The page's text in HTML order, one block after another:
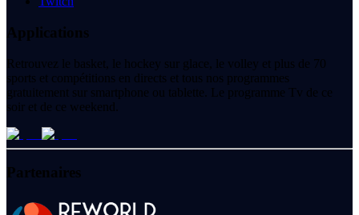
Applications
Retrouvez le basket, le hockey sur glace, le volley et plus de 70
sports et compétitions en directs et tous nos programmes
gratuitement sur smartphone ou tablette. Le programme Tv de ce
soir et de ce weekend.
Partenaires